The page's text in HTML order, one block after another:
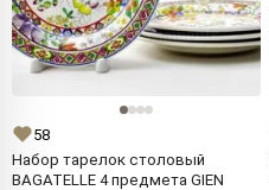
58
Набор тарелок столовый
BAGATELLE 4 предмета GIEN